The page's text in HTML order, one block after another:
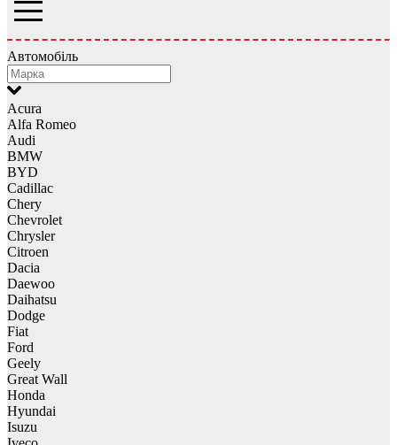
Автомобіль
Acura
Alfa Romeo
Audi
BMW
BYD
Cadillac
Chery
Chevrolet
Chrysler
Citroen
Dacia
Daewoo
Daihatsu
Dodge
Fiat
Ford
Geely
Great Wall
Honda
Hyundai
Isuzu